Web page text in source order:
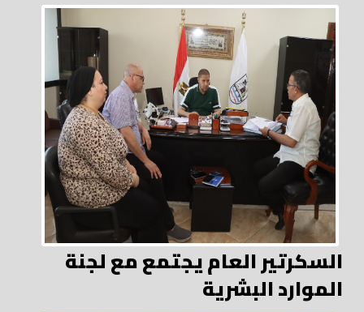
السكرتير العام يجتمع مع لجنة
الموارد البشرية